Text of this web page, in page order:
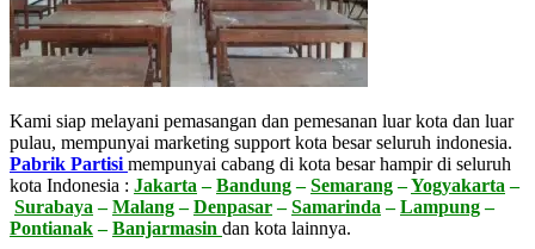
Kami siap melayani pemasangan dan pemesanan luar kota dan luar
pulau, mempunyai marketing support kota besar seluruh indonesia.
Pabrik Partisi mempunyai cabang di kota besar hampir di seluruh
kota Indonesia : Jakarta –Bandung–Semarang–Yogyakarta –
Surabaya –Malang–Denpasar–Samarinda –Lampung–
Pontianak–Banjarmasin dan kota lainnya.